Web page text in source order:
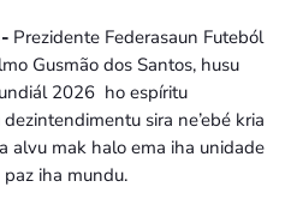
Prezidente Federasaun Futeból
Gusmão dos Santos, husu
2026 ho espíritu
sira ne’ebé kria
alvu mak halo ema iha unidade
iha mundu.